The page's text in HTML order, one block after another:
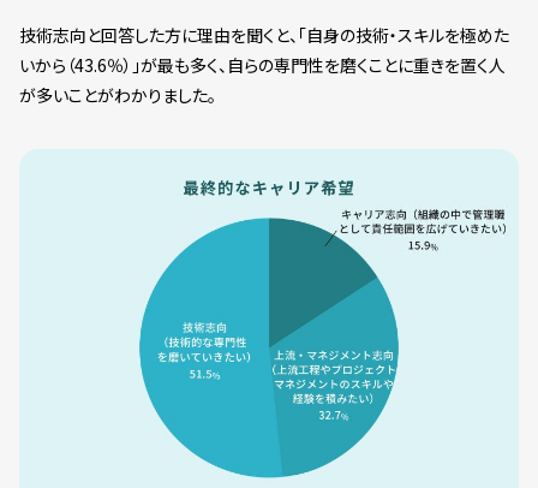
技術志向と回答した方に理由を聞くと、「自身の技術・スキルを極めた
いから（43.6％）」が最も多く、自らの専門性を磨くことに重きを置く人
が多いことがわかりました。